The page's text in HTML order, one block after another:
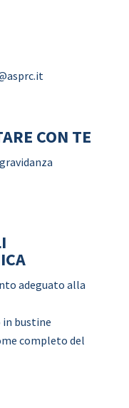
CON TE
adeguato alla
in bustine
completo del